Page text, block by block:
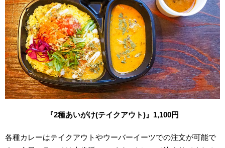
『2種あいがけ(テイクアウト)』1,100円
各種カレーはテイクアウトやウーバーイーツでの注文が可能で